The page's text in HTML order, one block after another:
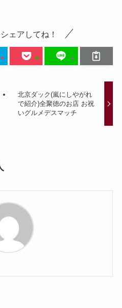
ェアしてね！
北京ダック(嵐にしやがれ
で紹介)全聚徳のお店 お祝
いグルメデスマッチ